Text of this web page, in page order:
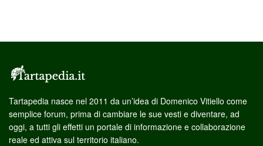
Tartapedia nasce nel 2011 da un’idea di Domenico Vitiello come
semplice forum, prima di cambiare le sue vesti e diventare, ad
oggi, a tutti gli effetti un portale di informazione e collaborazione
reale ed attiva sul territorio italiano.